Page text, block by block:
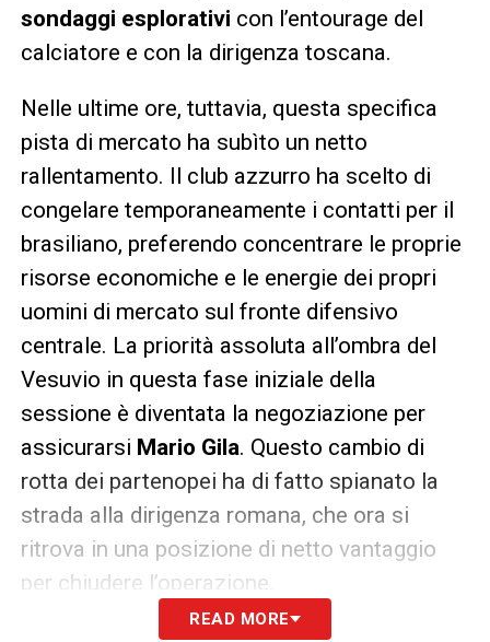
sondaggi esplorativi con l’entourage del
calciatore e con la dirigenza toscana.
Nelle ultime ore, tuttavia, questa specifica
pista di mercato ha subìto un netto
rallentamento. Il club azzurro ha scelto di
congelare temporaneamente i contatti per il
brasiliano, preferendo concentrare le proprie
risorse economiche e le energie dei propri
uomini di mercato sul fronte difensivo
centrale. La priorità assoluta all’ombra del
Vesuvio in questa fase iniziale della
sessione è diventata la negoziazione per
assicurarsi Mario Gila. Questo cambio di
rotta dei partenopei ha di fatto spianato la
strada alla dirigenza romana, che ora si
ritrova in una posizione di netto vantaggio
per chiudere l’operazione.
READ MORE